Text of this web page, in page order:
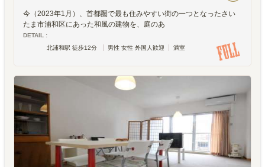
今（2023年1月）、首都圏で最も住みやすい街の一つとなったさい
たま市浦和区にあった和風の建物を、庭のあ
DETAIL :
北浦和駅 徒歩12分
男性 女性 外国人歓迎 満室